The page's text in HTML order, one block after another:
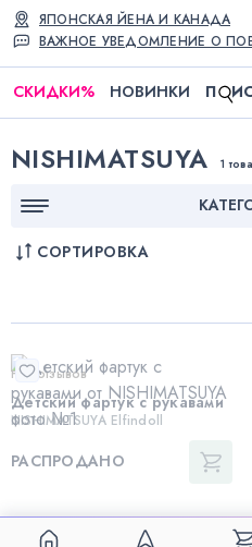
ВАЖНОЕ УВЕДОМЛЕНИЕ О
ЯПОНСКАЯ ЙЕНА И КАНАДА
СКИДКИ% НОВИНКИ П
NISHIMATSUYA 1
СОРТИРОВКА
Нет отзывов
Детский фартук с рукавами
NISHIMATSUYA Elfindoll
РАСПРОДАНО